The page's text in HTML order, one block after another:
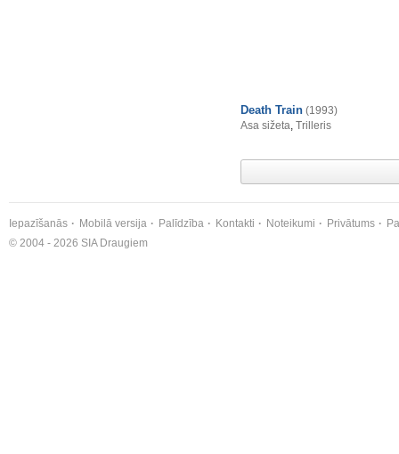
Death Train (1993)
Asa sižeta, Trilleris
Iepazīšanās Mobilā versija Palīdzība Kontakti Noteikumi Privātums
© 2004 - 2026 SIA Draugiem